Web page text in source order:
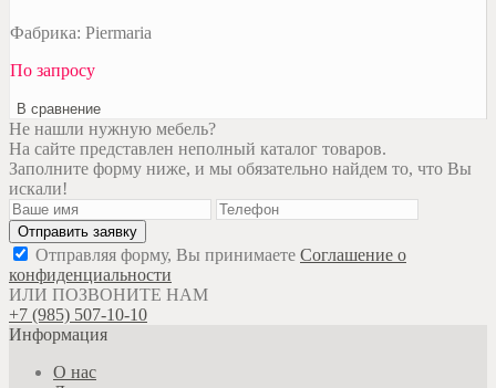
Фабрика: Piermaria
По запросу
В сравнение
Не нашли нужную мебель?
На сайте представлен неполный каталог товаров.
Заполните форму ниже, и мы обязательно найдем то, что Вы
искали!
Отправляя форму, Вы принимаете Соглашение о
конфиденциальности
ИЛИ ПОЗВОНИТЕ НАМ
+7 (985) 507-10-10
Информация
О нас